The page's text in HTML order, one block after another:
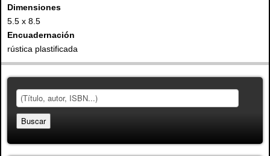
Dimensiones
5.5 x 8.5
Encuadernación
rústica plastificada